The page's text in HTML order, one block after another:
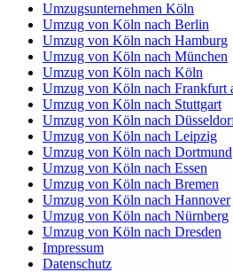
Umzugsunternehmen Köln
Umzug von Köln nach Berlin
Umzug von Köln nach Hamburg
Umzug von Köln nach München
Umzug von Köln nach Köln
Umzug von Köln nach Frankfurt
Umzug von Köln nach Stuttgart
Umzug von Köln nach
Umzug von Köln nach Leipzig
Umzug von Köln nach Dortmund
Umzug von Köln nach Essen
Umzug von Köln nach Bremen
Umzug von Köln nach Hannover
Umzug von Köln nach Nürnberg
Umzug von Köln nach Dresden
Impressum
Datenschutz